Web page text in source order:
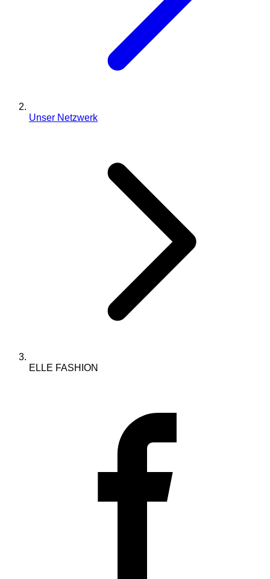
Unser Netzwerk
ELLE FASHION